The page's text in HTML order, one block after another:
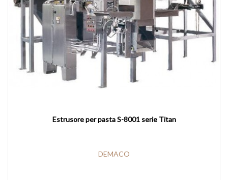
Estrusore per pasta S-8001 serie Titan
DEMACO